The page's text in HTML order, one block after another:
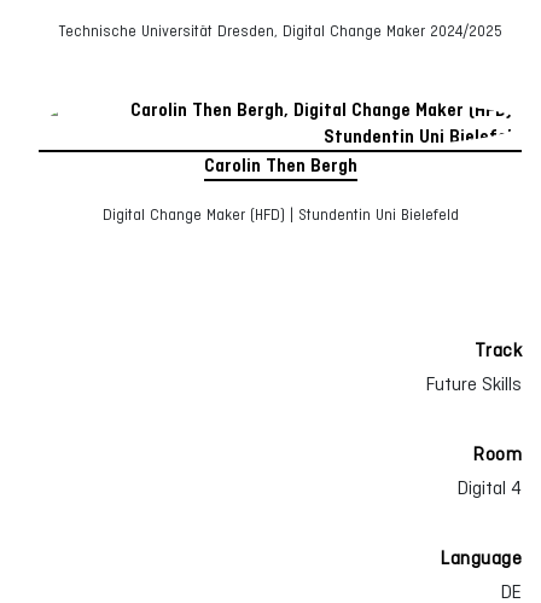
Technische Universität Dresden, Digital Change Maker 2024/2025
Carolin Then Bergh
Digital Change Maker (HFD) | Stundentin Uni Bielefeld
Track
Future Skills
Room
Digital 4
Language
DE